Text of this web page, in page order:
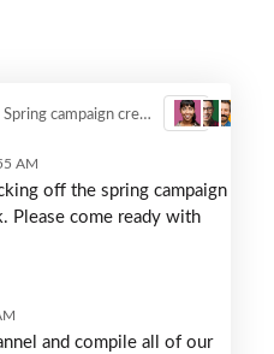
Spring campaign creative 3
AM
off the spring campaign
Please come ready with
and compile all of our